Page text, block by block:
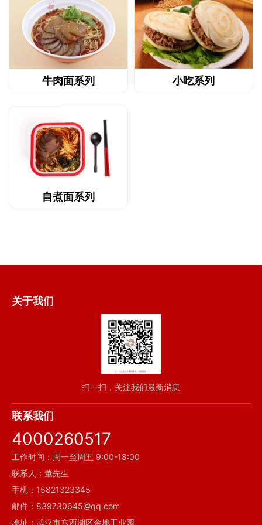
牛肉面系列 小吃系列
自煮面系列
关于我们
扫一扫，关注我们最新消息
联系我们
4000260517
工作时间：周一至周五 9:00-18:00
联系人：董先生
手机：15821323345
邮件：839730645@qq.com
地址：武汉市东西湖区金地工业园